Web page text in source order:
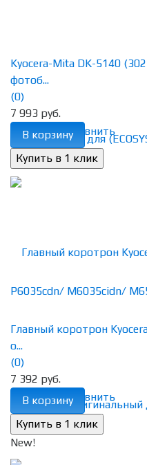
избранное сравнить
Kyocera-Mita DK-5140
фотоб...
(0)
7 993 руб.
В корзину
избранное сравнить
Главный коротрон
о...
(0)
7 392 руб.
В корзину
New!